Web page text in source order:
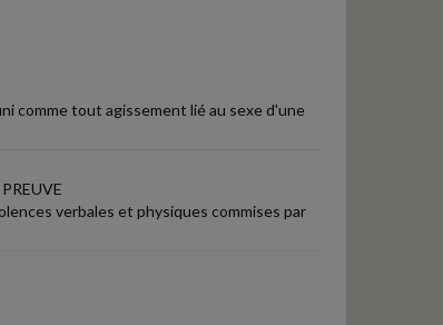
comme tout agissement lié au sexe d'une
verbales et physiques commises par